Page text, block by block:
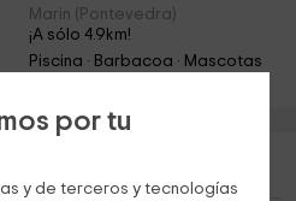
por tu
y de terceros y tecnologías
Marin (Pontevedra)
¡A sólo 4.9km!
Piscina · Barbacoa · Mascotas
Pombal